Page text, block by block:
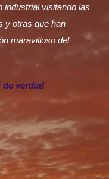
industrial visitando las
y otras que han
maravilloso del
de verdad